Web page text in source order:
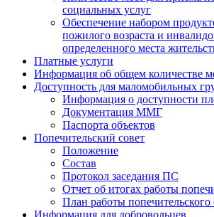
социальных услуг
Обеспечение набором
пожилого возраста и
определенного места
Платные услуги
Информация об общем количестве
Доступность для маломобильных
Информация о доступности
Документация ММГ
Паспорта объектов
Попечительский совет
Положение
Состав
Протокол заседания ПС
Отчет об итогах работы
План работы попечительского
Информация для добровольцев